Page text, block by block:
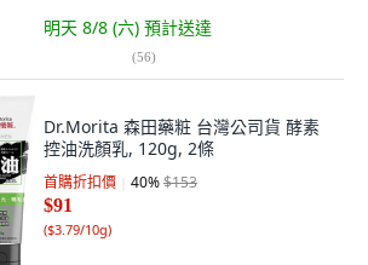
明天 8/8 (六) 預計送達
(56)
Dr.Morita 森田藥粧 台灣公司貨 酵素
控油洗顏乳, 120g, 2條
首購折扣價 40%$153
$91
($3.79/10g)